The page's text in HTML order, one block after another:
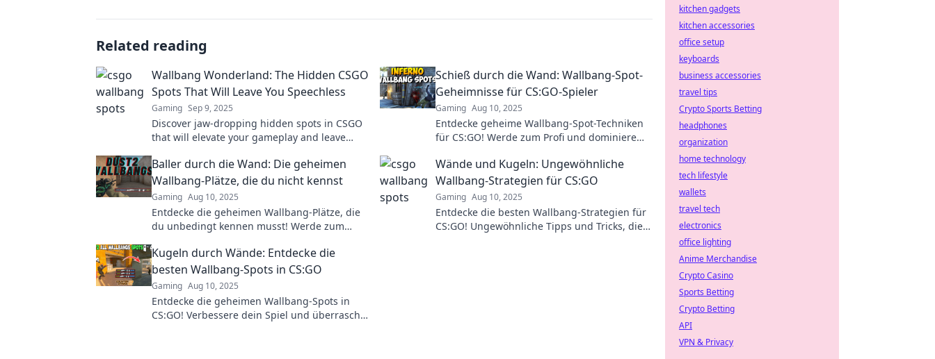
Related reading
Wallbang Wonderland: The Hidden CSGO
Spots That Will Leave You Speechless
Gaming Sep 9, 2025
Discover jaw-dropping hidden spots in CSGO
that will elevate your gameplay and leave
Wallbang Wonderland now!
Schieß durch die Wand: Wallbang-Spot-
Geheimnisse für CS:GO-Spieler
Gaming Aug 10, 2025
Entdecke geheime Wallbang-Spot-Techniken
für CS:GO! Werde zum Profi und dominiere
Baller durch die Wand: Die geheimen
Wallbang-Plätze, die du nicht kennst
Gaming Aug 10, 2025
Entdecke die geheimen Wallbang-Plätze, die
du unbedingt kennen musst! Werde zum
Wände und Kugeln: Ungewöhnliche
Wallbang-Strategien für CS:GO
Gaming Aug 10, 2025
Entdecke die besten Wallbang-Strategien für
CS:GO! Ungewöhnliche Tipps und Tricks, die
Kugeln durch Wände: Entdecke die
besten Wallbang-Spots in CS:GO
Gaming Aug 10, 2025
Entdecke die geheimen Wallbang-Spots in
CS:GO! Verbessere dein Spiel und überrasche
kitchen gadgets
kitchen accessories
office setup
keyboards
business accessories
travel tips
Crypto Sports Betting
headphones
organization
home technology
tech lifestyle
wallets
travel tech
electronics
office lighting
Anime Merchandise
Crypto Casino
Sports Betting
Crypto Betting
API
VPN & Privacy